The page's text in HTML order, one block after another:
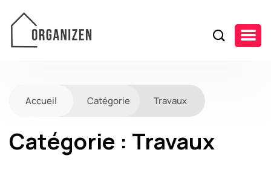
Accueil Catégorie Travaux
Catégorie : Travaux